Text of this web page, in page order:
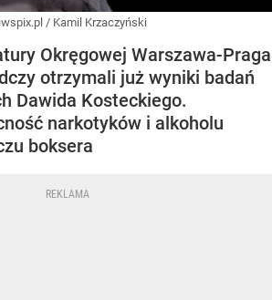
/ Kamil Krzaczyński
Okręgowej Warszawa-Praga
otrzymali już wyniki badań
Dawida Kosteckiego.
narkotyków i alkoholu
boksera